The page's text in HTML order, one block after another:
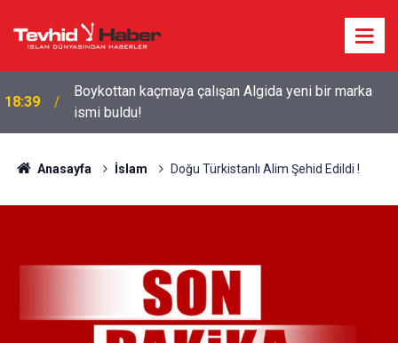
18:39
Boykottan kaçmaya çalışan Algida yeni bir marka
ismi buldu!
Anasayfa İslam Doğu Türkistanlı Alim Şehid Edildi !